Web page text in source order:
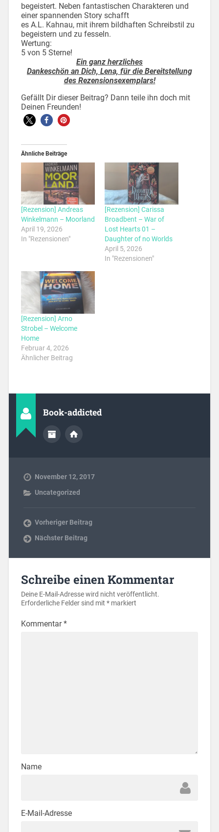
begeistert. Neben fantastischen Charakteren und
einer spannenden Story schafft
es A.L. Kahnau, mit ihrem bildhaften Schreibstil zu
begeistern und zu fesseln.
Wertung:
5 von 5 Sterne!
Ein ganz herzliches
Dankeschön an Dich, Lena, für die Bereitstellung
des Rezensionsexemplars!
Gefällt Dir dieser Beitrag? Dann teile ihn doch mit
Deinen Freunden!
Ähnliche Beiträge
[Rezension] Andreas
Winkelmann – Moorland
April 19, 2026
In "Rezensionen"
[Rezension] Carissa
Broadbent – War of
Lost Hearts 01 –
Daughter of no Worlds
April 5, 2026
In "Rezensionen"
[Rezension] Arno
Strobel – Welcome
Home
Februar 4, 2026
Ähnlicher Beitrag
Book-addicted
November 12, 2017
Uncategorized
Vorheriger Beitrag
Nächster Beitrag
Schreibe einen Kommentar
Deine E-Mail-Adresse wird nicht veröffentlicht.
Erforderliche Felder sind mit *markiert
Kommentar*
Name
E-Mail-Adresse